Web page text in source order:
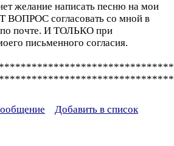
желание написать песню на мои
ВОПРОС согласовать со мной в
по почте. И ТОЛЬКО при
письменного согласия.
Добавить в список